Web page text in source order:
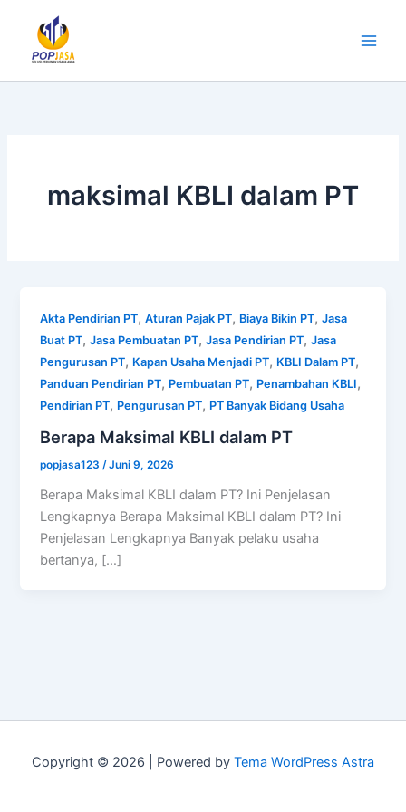
konten
maksimal KBLI dalam PT
Akta Pendirian PT,Aturan Pajak PT, Biaya Bikin PT,Jasa
Buat PT,Jasa Pembuatan PT,Jasa Pendirian PT,Jasa
Pengurusan PT, Kapan Usaha Menjadi PT, KBLI Dalam PT,
Panduan Pendirian PT, Pembuatan PT, Penambahan KBLI,
Pendirian PT, Pengurusan PT, PT Banyak Bidang Usaha
Berapa Maksimal KBLI dalam PT
popjasa123 /Juni 9, 2026
Berapa Maksimal KBLI dalam PT? Ini Penjelasan
Lengkapnya Berapa Maksimal KBLI dalam PT? Ini
Penjelasan Lengkapnya Banyak pelaku usaha
bertanya, […]
Copyright © 2026 | Powered by Tema WordPress Astra